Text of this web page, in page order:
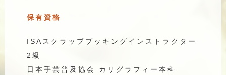
保有資格
ISAスクラップブッキングインストラクター
2級
日本手芸普及協会 カリグラフィー本科